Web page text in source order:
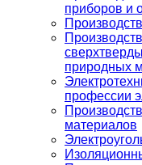
приборов и
природных
профессии
материалов